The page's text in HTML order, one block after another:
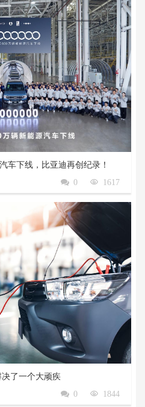
车下线，比亚迪再创纪录！
1617

0

了一个大顽疾
1844

0
